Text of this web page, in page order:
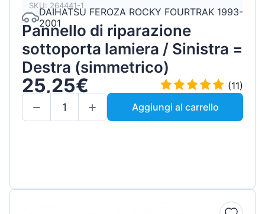
SKU: 264441-1
DAIHATSU FEROZA ROCKY FOURTRAK 1993-
2001
Pannello di riparazione
sottoporta lamiera / Sinistra =
Destra (simmetrico)
25,25€
(11)
Aggiungi al carrello